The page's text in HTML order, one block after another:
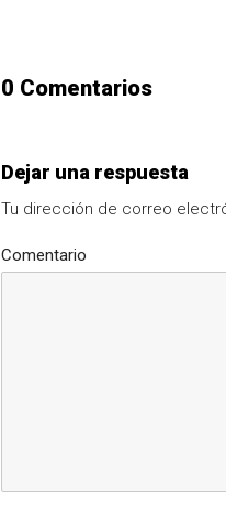
0 Comentarios
Dejar una respuesta
Tu dirección de correo
Comentario